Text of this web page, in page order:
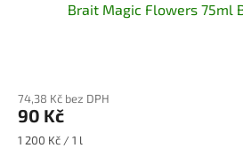
Brait Magic Flowers 75ml
74,38 Kč bez DPH
90 Kč
Měrná
1 200 Kč / 1 l